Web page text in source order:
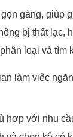
gàng, giúp
bị thất lạc,
loại và tìm
làm việc
hợp với nhu